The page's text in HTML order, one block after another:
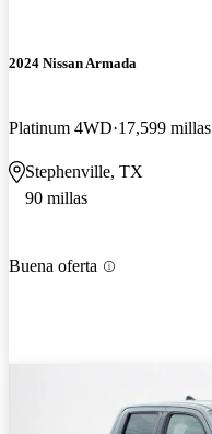
2024 Nissan Armada
Platinum 4WD 17,599 millas
Stephenville, TX
90 millas
Buena oferta